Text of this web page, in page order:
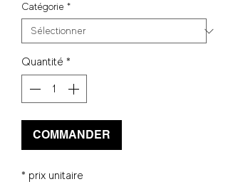
Catégorie *
Quantité *
COMMANDER
* prix unitaire